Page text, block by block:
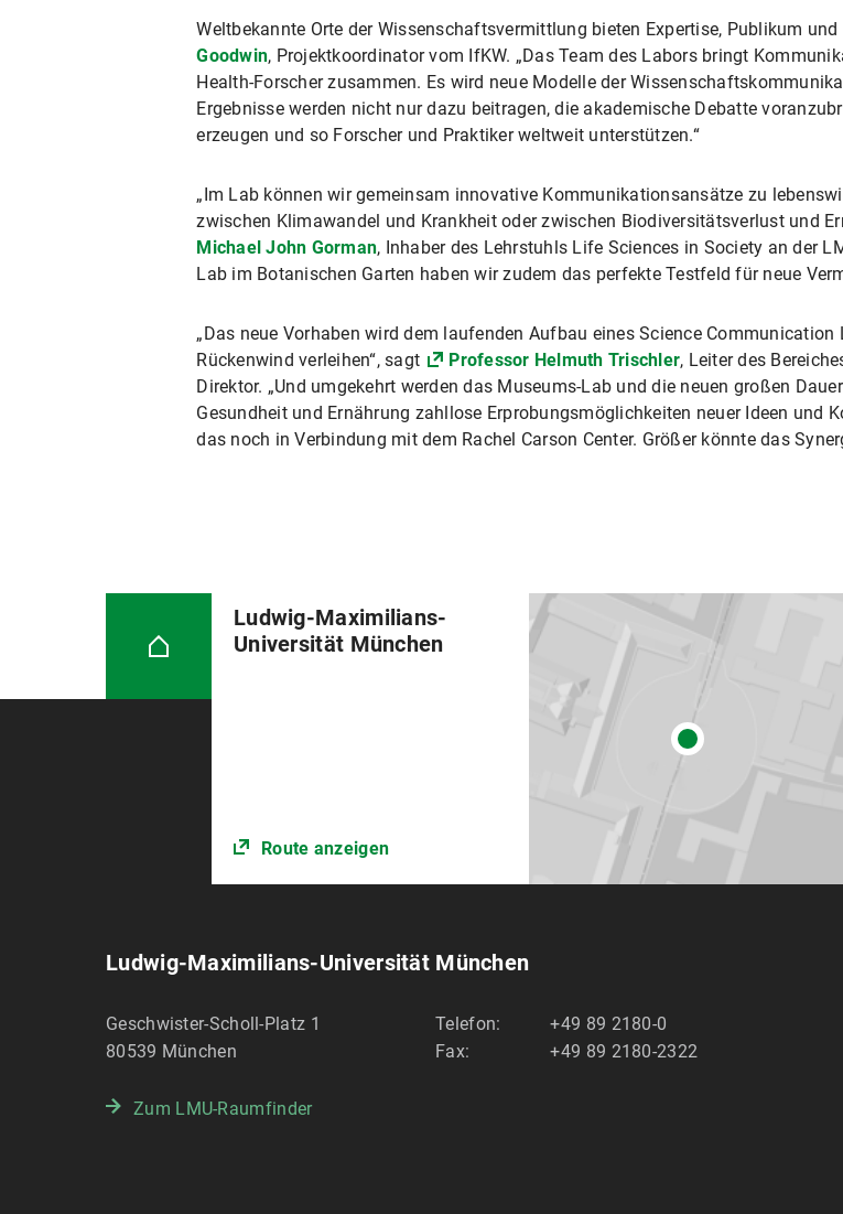
Weltbekannte Orte der Wissenschaftsvermittlung bieten Expertise, Publikum
Goodwin, Projektkoordinator vom IfKW. „Das Team des Labors bringt
Health-Forscher zusammen. Es wird neue Modelle der
Ergebnisse werden nicht nur dazu beitragen, die akademische Debatte
erzeugen und so Forscher und Praktiker weltweit unterstützen.“
„Im Lab können wir gemeinsam innovative Kommunikationsansätze zu
zwischen Klimawandel und Krankheit oder zwischen Biodiversitätsverlust und
Michael John Gorman, Inhaber des Lehrstuhls Life Sciences in Society an der
Lab im Botanischen Garten haben wir zudem das perfekte Testfeld für neue
„Das neue Vorhaben wird dem laufenden Aufbau eines Science
Rückenwind verleihen“, sagt
Professor Helmuth Trischler, Leiter des
Direktor. „Und umgekehrt werden das Museums-Lab und die neuen großen
Gesundheit und Ernährung zahllose Erprobungsmöglichkeiten neuer Ideen und
das noch in Verbindung mit dem Rachel Carson Center. Größer könnte das
Ludwig-Maximilians-
Universität München
Route anzeigen
Ludwig-Maximilians-Universität München
Geschwister-Scholl-Platz 1
80539 München
Telefon:
+49 89 2180-0
Fax:
+49 89 2180-2322
Zum LMU-Raumfinder